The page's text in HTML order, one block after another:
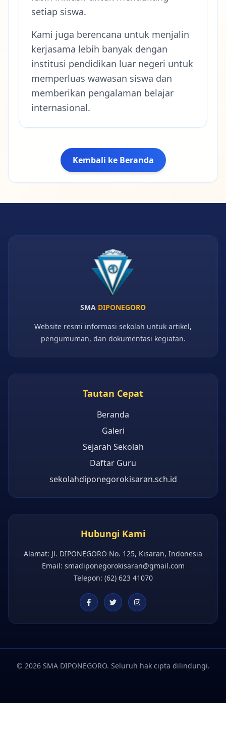
setiap siswa.
Kami juga berencana untuk menjalin
kerjasama lebih banyak dengan
institusi pendidikan luar negeri untuk
memperluas wawasan siswa dan
memberikan pengalaman belajar
internasional.
Kembali ke Beranda
SMA DIPONEGORO
Website resmi informasi sekolah untuk artikel,
pengumuman, dan dokumentasi kegiatan.
Tautan Cepat
Beranda
Galeri
Sejarah Sekolah
Daftar Guru
sekolahdiponegorokisaran.sch.id
Hubungi Kami
Alamat: Jl. DIPONEGORO No. 125, Kisaran, Indonesia
Email: smadiponegorokisaran@gmail.com
Telepon: (62) 623 41070
© 2026 SMA DIPONEGORO. Seluruh hak cipta dilindungi.